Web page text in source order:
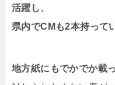
活躍し、
県内でCMも2本持って
地方紙にもでかでか載っ